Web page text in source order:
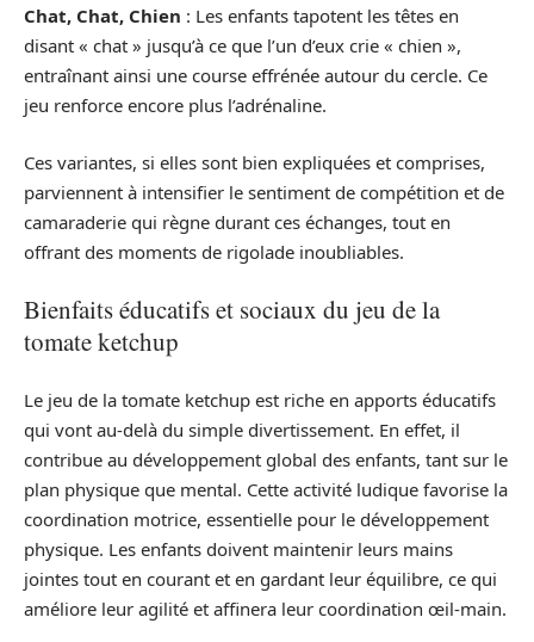
Chat, Chat, Chien : Les enfants tapotent les têtes en
disant « chat » jusqu’à ce que l’un d’eux crie « chien »,
entraînant ainsi une course effrénée autour du cercle. Ce
jeu renforce encore plus l’adrénaline.
Ces variantes, si elles sont bien expliquées et comprises,
parviennent à intensifier le sentiment de compétition et de
camaraderie qui règne durant ces échanges, tout en
offrant des moments de rigolade inoubliables.
Bienfaits éducatifs et sociaux du jeu de la
tomate ketchup
Le jeu de la tomate ketchup est riche en apports éducatifs
qui vont au-delà du simple divertissement. En effet, il
contribue au développement global des enfants, tant sur le
plan physique que mental. Cette activité ludique favorise la
coordination motrice, essentielle pour le développement
physique. Les enfants doivent maintenir leurs mains
jointes tout en courant et en gardant leur équilibre, ce qui
améliore leur agilité et affinera leur coordination œil-main.